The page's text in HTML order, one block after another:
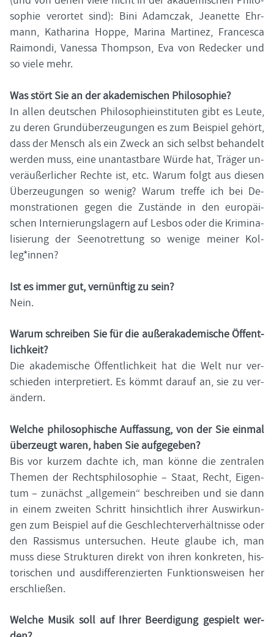
so­phie ver­or­tet sind): Bini Adamczak, Jea­nette Ehr­
mann, Ka­tha­ri­na Hoppe, Ma­ri­na Mar­ti­nez, Fran­ce­s­ca
Rai­mon­di, Va­nes­sa Thomp­son, Eva von Re­de­cker und
so viele mehr.
Was stört Sie an der aka­de­mi­schen Phi­lo­so­phie?
In allen deut­schen Phi­lo­so­phie­in­sti­tu­ten gibt es Leute,
zu deren Grund­über­zeu­gun­gen es zum Bei­spiel ge­hört,
dass der Mensch als ein Zweck an sich selbst be­han­delt
wer­den muss, eine un­an­tast­ba­re Würde hat, Trä­ger un­
ver­äu­ßer­li­cher Rech­te ist, etc. Warum folgt aus die­sen
Über­zeu­gun­gen so wenig? Warum tref­fe ich bei De­
mons­tra­tio­nen gegen die Zu­stän­de in den eu­ro­päi­
schen In­ter­nie­rungs­la­gern auf Les­bos oder die Kri­mi­na­
li­sie­rung der See­not­ret­tung so we­ni­ge mei­ner Kol­
leg*innen?
Ist es immer gut, ver­nünf­tig zu sein?
Nein.
Warum schrei­ben Sie für die au­ßer­aka­de­mi­sche Öf­fent­
lich­keit?
Die aka­de­mi­sche Öf­fent­lich­keit hat die Welt nur ver­
schie­den in­ter­pre­tiert. Es kömmt dar­auf an, sie zu ver­
än­dern.
Wel­che phi­lo­so­phi­sche Auf­fas­sung, von der Sie ein­mal
über­zeugt waren, haben Sie auf­ge­ge­ben?
Bis vor kur­zem dach­te ich, man könne die zen­tra­len
The­men der Rechts­phi­lo­so­phie – Staat, Recht, Ei­gen­
tum – zu­nächst „all­ge­mein“ be­schrei­ben und sie dann
in einem zwei­ten Schritt hin­sicht­lich ihrer Aus­wir­kun­
gen zum Bei­spiel auf die Ge­schlech­ter­ver­hält­nis­se oder
den Ras­sis­mus un­ter­su­chen. Heute glau­be ich, man
muss diese Struk­tu­ren di­rekt von ihren kon­kre­ten, his­
to­ri­schen und aus­dif­fe­ren­zier­ten Funk­ti­ons­wei­sen her
er­schlie­ßen.
Wel­che Musik soll auf Ihrer Be­er­di­gung ge­spielt wer­